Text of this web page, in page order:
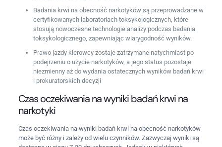
Badania krwi na obecność narkotyków są przeprowadzane w
certyfikowanych laboratoriach toksykologicznych, które
stosują nowoczesne technologie analizy podczas badania
toksykologicznego, zapewniając wiarygodność wyników.
Prawo jazdy kierowcy zostaje zatrzymane natychmiast po
podejrzeniu o użycie narkotyków, a jego status pozostaje
niezmienny aż do wydania ostatecznych wyników badań krwi
i prokuratorskich decyzji
Czas oczekiwania na wyniki badań krwi na
narkotyki
Czas oczekiwania na wyniki badań krwi na obecność narkotyków
może być różny i zależy od wielu czynników. Zazwyczaj wyniki są